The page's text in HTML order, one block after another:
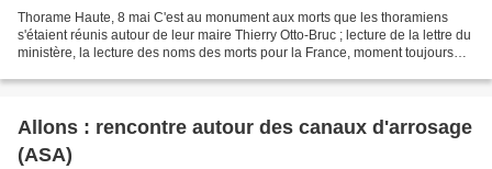
Thorame Haute, 8 mai C'est au monument aux morts que les thoramiens
s'étaient réunis autour de leur maire Thierry Otto-Bruc ; lecture de la lettre du
ministère, la lecture des noms des morts pour la France, moment toujours
Allons : rencontre autour des canaux d'arrosage
(ASA)